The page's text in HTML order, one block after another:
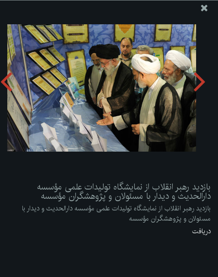
ارسال نامه
وجوهات
بازدید رهبر انقلاب از نمایشگاه تولیدات علمی مؤسسه دارالحدیث
و دیدار با مسئولان و پژوهشگران مؤسسه
دریافت آلبوم:zip
بازدید رهبر انقلاب از نمایشگاه تولیدات علمی مؤسسه
دارالحدیث و دیدار با مسئولان و پژوهشگران مؤسسه
بازدید رهبر انقلاب از نمایشگاه تولیدات علمی مؤسسه دارالحدیث و دیدار با
مسئولان و پژوهشگران مؤسسه
دریافت